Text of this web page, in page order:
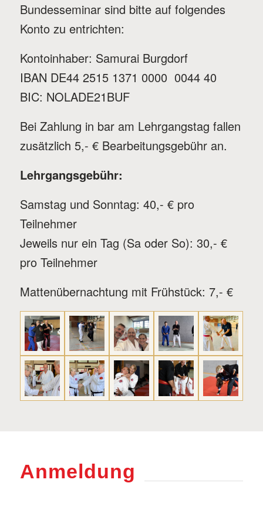
Bundesseminar sind bitte auf folgendes
Konto zu entrichten:
Kontoinhaber: Samurai Burgdorf
IBAN DE44 2515 1371 0000 0044 40
BIC: NOLADE21BUF
Bei Zahlung in bar am Lehrgangstag fallen
zusätzlich 5,- € Bearbeitungsgebühr an.
Lehrgangsgebühr:
Samstag und Sonntag: 40,- € pro
Teilnehmer
Jeweils nur ein Tag (Sa oder So): 30,- €
pro Teilnehmer
Mattenübernachtung mit Frühstück: 7,- €
Anmeldung